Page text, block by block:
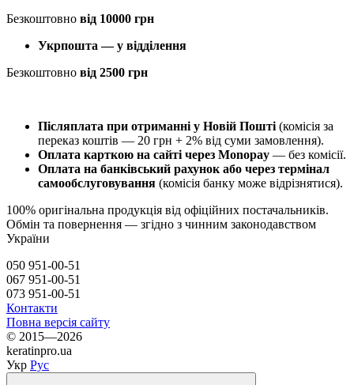
Безкоштовно від 10000 грн
Укрпошта — у відділення
Безкоштовно від 2500 грн
Післяплата при отриманні у Новій Пошті (комісія за
переказ коштів — 20 грн + 2% від суми замовлення).
Оплата карткою на сайті через Monopay — без комісії.
Оплата на банківський рахунок або через термінал
самообслуговування (комісія банку може відрізнятися).
100% оригінальна продукція від офіційних постачальників.
Обмін та повернення — згідно з чинним законодавством
України
050 951-00-51
067 951-00-51
073 951-00-51
Контакти
Повна версія сайту
© 2015—2026
keratinpro.ua
Укр Рус